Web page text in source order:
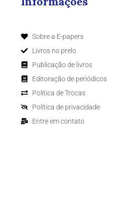
Sobre a E-papers
Livros no prelo
Publicação de livros
Editoração de periódicos
Política de Trocas
Política de privacidade
Entre em contato